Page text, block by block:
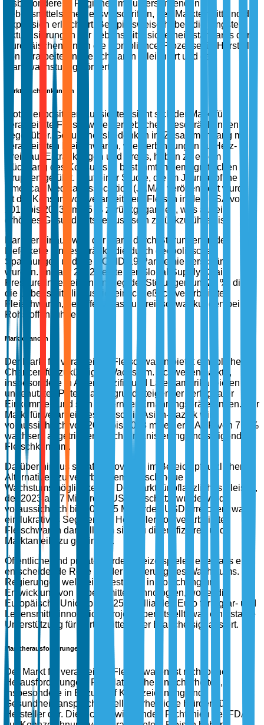
insbesondere in Regionen mit unterstützenden
Lebensmittelsicherheitsvorschriften, den Markteintritt und die
Expansion erleichtert. Beispielsweise haben die jüngsten
Aktualisierungen der Lebensmittelsicherheitsstandards der
Europäischen Union die Compliance-Prozesse für Hersteller
von verarbeiteten Fleischwaren erleichtert und das
Marktwachstum gefördert.
Marktbeschränkungen
Trotz der positiven Aussichten sieht sich der Markt für
verarbeitete Fleischwaren erheblichen Beschränkungen
gegenüber. Gesundheitsbedenken im Zusammenhang mit
verarbeiteten Fleischwaren, wie Verbindungen zu Herz-
Kreislauf-Erkrankungen und Krebs, haben zu einem
Rückgang des Konsums in bestimmten demografischen
Gruppen geführt. Laut einer Studie, die im Journal of the
American Medical Association (JAMA) veröffentlicht wurde,
ist der Konsum von verarbeitetem Fleisch in den USA von
2019 bis 2023 um 15 % zurückgegangen, was auf ein
erhöhtes Gesundheitsbewusstsein zurückzuführen ist.
Darüber hinaus wird der Markt durch Störungen in der
Lieferkette eingeschränkt, die durch geopolitische
Spannungen und die COVID-19-Pandemie verschärft
wurden. Im Jahr 2022 zeigte der Global Supply Chain
Pressure Index einen Anstieg der Störungen um 25 %, die
die Lebensmittelindustrie, einschließlich verarbeiteter
Fleischwaren, betreffen, was zu Preisschwankungen bei
Rohstoffen führte.
Marktchancen
Der Markt für verarbeitete Fleischwaren bietet erhebliche
Chancen für zukünftiges Wachstum. Schwellenmärkte,
insbesondere in Asien-Pazifik und Lateinamerika, bieten
ungenutztes Potenzial aufgrund steigender verfügbarer
Einkommen und sich ändernder Ernährungspräferenzen. Der
Markt für verarbeitetes Fleisch in Asien-Pazifik wird
voraussichtlich von 2023 bis 2028 mit einer CAGR von 7,5 %
wachsen, angetrieben durch Urbanisierung und steigenden
Fleischkonsum.
Darüber hinaus schafft Innovation im Bereich pflanzlicher
Alternativen zu verarbeitetem Fleisch neue
Wachstumsmöglichkeiten. Der Markt für pflanzliches Fleisch,
der 2023 auf 7 Milliarden USD geschätzt wurde, wird
voraussichtlich bis 2028 15 Milliarden USD erreichen, was
ein lukratives Segment für Hersteller von verarbeiteten
Fleischwaren darstellt, um sich zu diversifizieren und
Marktanteile zu gewinnen.
Öffentliche und private Förderanreize spielen ebenfalls eine
entscheidende Rolle bei der Förderung des Wachstums.
Regierungen weltweit investieren in Forschung und
Entwicklung von Lebensmitteltechnologien, wobei die
Europäische Union bis 2025 2 Milliarden Euro für Agrar- und
Lebensmittelinnovationsprojekte bereitstellt, was eine starke
Unterstützung für Fortschritte in der Branche signalisiert.
Marktherausforderungen
Der Markt für verarbeitete Fleischwaren ist nicht ohne
Herausforderungen. Regulatorische Unsicherheiten,
insbesondere in Bezug auf Kennzeichnung und
Gesundheitsansprüche, stellen erhebliche Hürden für
Hersteller dar. Die sich entwickelnden Richtlinien der FDA